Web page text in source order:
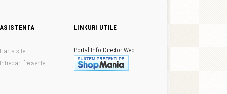
ASISTENTA
Harta site
Intrebari frecvente
LINKURI UTILE
Portal Info Director Web